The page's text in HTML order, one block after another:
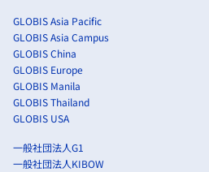
GLOBIS Asia Pacific
GLOBIS Asia Campus
GLOBIS China
GLOBIS Europe
GLOBIS Manila
GLOBIS Thailand
GLOBIS USA
一般社団法人G1
一般社団法人KIBOW